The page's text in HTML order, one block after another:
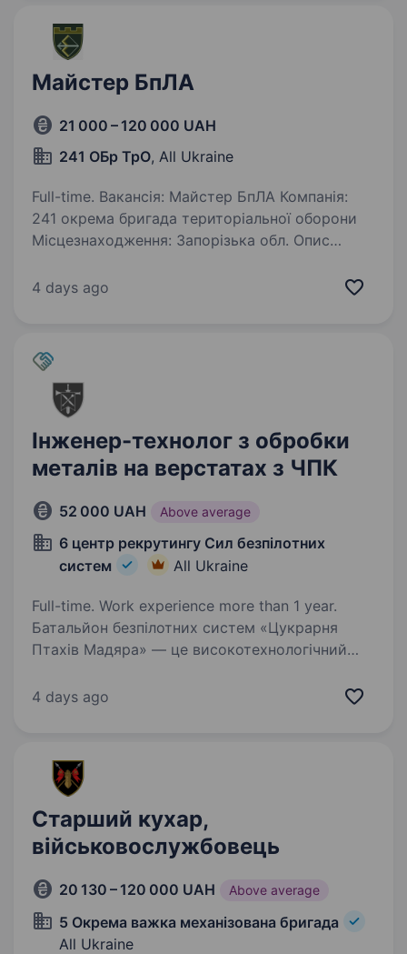
Майстер БпЛА
21 000 – 120 000 UAH
241 ОБр ТрО, All Ukraine
Full-time. Вакансія: Майстер БпЛА Компанія:
241 окрема бригада територіальної оборони
Місцезнаходження: Запорізька обл. Опис
оборони була сформована на початку
4 days ago
Інженер-технолог з обробки
металів на верстатах з ЧПК
52 000 UAH Above average
6 центр рекрутингу Сил безпілотних
систем
All Ukraine
Full-time. Work experience more than 1 year.
Батальйон безпілотних систем «Цукрарня
Птахів Мадяра» — це високотехнологічний
безпілотних систем «Птахи Мадяра», який
4 days ago
Старший кухар,
військовослужбовець
20 130 – 120 000 UAH Above average
5 Окрема важка механізована бригада
All Ukraine